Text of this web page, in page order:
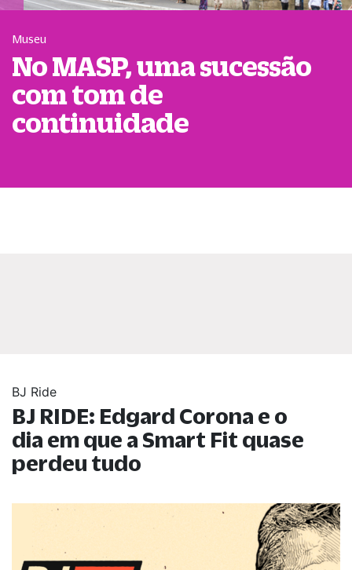
Museu
No MASP, uma sucessão
com tom de
continuidade
BJ Ride
BJ RIDE: Edgard Corona e o
dia em que a Smart Fit quase
perdeu tudo